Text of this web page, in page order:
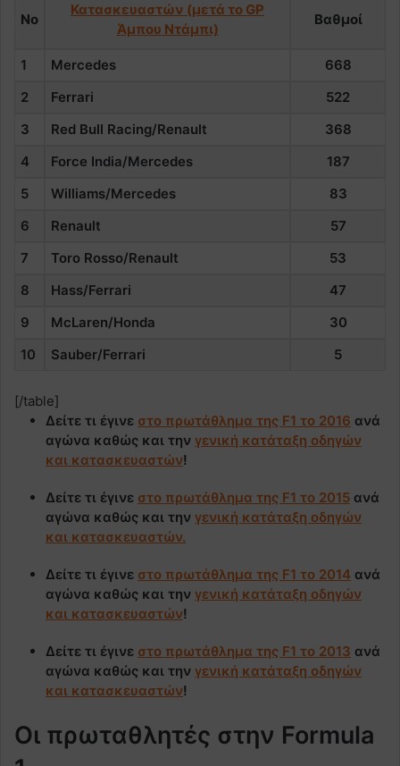
Νο
Κατασκευαστών (μετά το GP
Άμπου Ντάμπι)
Βαθμοί
1 Mercedes
668
2
Ferrari
522
3
Red Bull Racing/Renault
368
4
Force India/Mercedes
187
5
Williams/Mercedes
83
6
Renault
57
7
Toro Rosso/Renault
53
8
Hass/Ferrari
47
9
McLaren/Honda
30
10
Sauber/Ferrari 5
[/table]
Δείτε τι έγινε στο πρωτάθλημα της F1 το 2016 ανά
αγώνα καθώς και την γενική κατάταξη οδηγών
και κατασκευαστών!
Δείτε τι έγινε στο πρωτάθλημα της F1 το 2015 ανά
αγώνα καθώς και την γενική κατάταξη οδηγών
και κατασκευαστών.
Δείτε τι έγινε στο πρωτάθλημα της F1 το 2014 ανά
αγώνα καθώς και την γενική κατάταξη οδηγών
και κατασκευαστών!
Δείτε τι έγινε στο πρωτάθλημα της F1 το 2013 ανά
αγώνα καθώς και την γενική κατάταξη οδηγών
και κατασκευαστών!
Οι πρωταθλητές στην Formula